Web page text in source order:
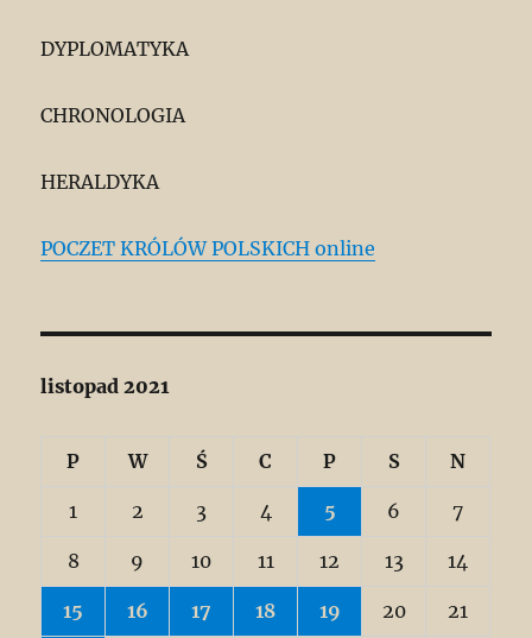
DYPLOMATYKA
CHRONOLOGIA
HERALDYKA
POCZET KRÓLÓW POLSKICH online
listopad 2021
P W Ś C P S N
1 2 3 4 5 6 7
8 9 10 11 12 13 14
15 16 17 18 19 20 21